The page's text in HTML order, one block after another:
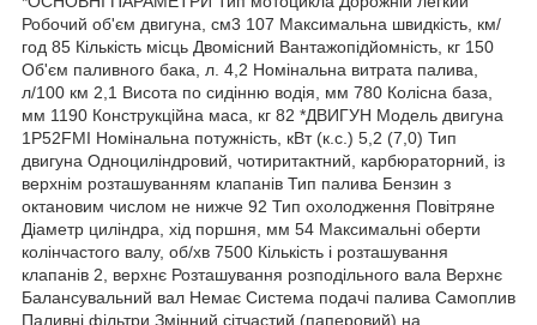
Робочий об'єм двигуна, см3 107 Максимальна швидкість, км/
год 85 Кількість місць Двомісний Вантажопідйомність, кг 150
Об'єм паливного бака, л. 4,2 Номінальна витрата палива,
л/100 км 2,1 Висота по сидінню водія, мм 780 Колісна база,
мм 1190 Конструкційна маса, кг 82 *ДВИГУН Модель двигуна
1P52FMI Номінальна потужність, кВт (к.с.) 5,2 (7,0) Тип
двигуна Одноциліндровий, чотиритактний, карбюраторний, із
верхнім розташуванням клапанів Тип палива Бензин з
октановим числом не нижче 92 Тип охолодження Повітряне
Діаметр циліндра, хід поршня, мм 54 Максимальні оберти
колінчастого валу, об/хв 7500 Кількість і розташування
клапанів 2, верхнє Розташування розподільного вала Верхнє
Балансувальний вал Немає Система подачі палива Самоплив
Паливні фільтри Змінний сітчастий (паперовий) на